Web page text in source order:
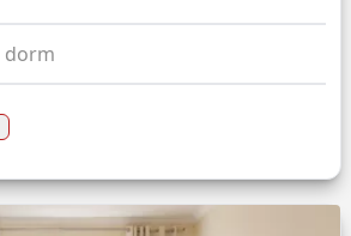
dorm